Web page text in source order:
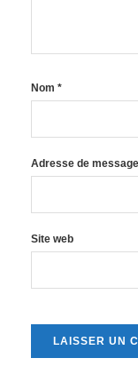
Nom *
Adresse de
Site web